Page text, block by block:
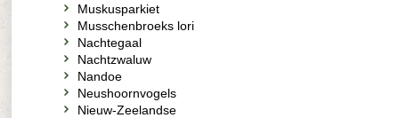
Muskusparkiet
Musschenbroeks lori
Nachtegaal
Nachtzwaluw
Nandoe
Neushoornvogels
Nieuw-Zeelandse